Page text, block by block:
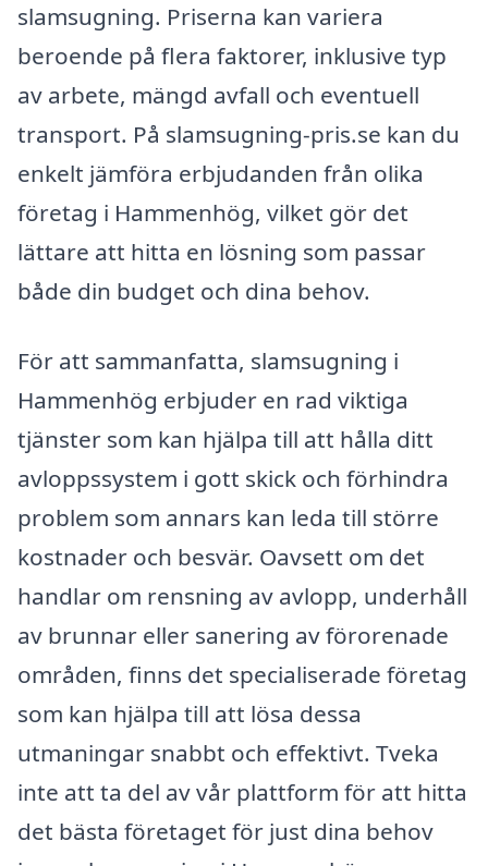
slamsugning. Priserna kan variera
beroende på flera faktorer, inklusive typ
av arbete, mängd avfall och eventuell
transport. På slamsugning-pris.se kan du
enkelt jämföra erbjudanden från olika
företag i Hammenhög, vilket gör det
lättare att hitta en lösning som passar
både din budget och dina behov.
För att sammanfatta, slamsugning i
Hammenhög erbjuder en rad viktiga
tjänster som kan hjälpa till att hålla ditt
avloppssystem i gott skick och förhindra
problem som annars kan leda till större
kostnader och besvär. Oavsett om det
handlar om rensning av avlopp, underhåll
av brunnar eller sanering av förorenade
områden, finns det specialiserade företag
som kan hjälpa till att lösa dessa
utmaningar snabbt och effektivt. Tveka
inte att ta del av vår plattform för att hitta
det bästa företaget för just dina behov